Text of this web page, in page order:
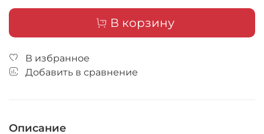
В корзину
В избранное
Добавить в сравнение
Описание